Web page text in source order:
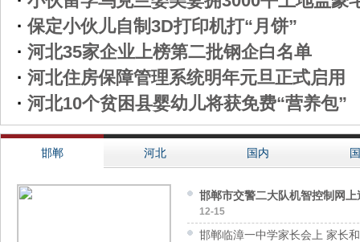
· 保定小伙儿自制3D打印机打“月饼”
· 河北35家企业上榜第二批钢企白名单
· 河北住房保障管理系统明年元旦正式启用
· 河北10个贫困县婴幼儿将获免费“营养包”
邯郸 河北 国内
邯郸市交警二大队机智控制网
12-15
邯郸临漳一中学家长会上 家长